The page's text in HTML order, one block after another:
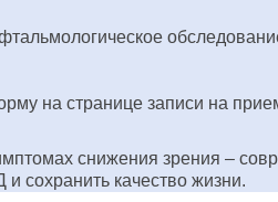
на странице записи на
снижения зрения –
сохранить качество жизни.